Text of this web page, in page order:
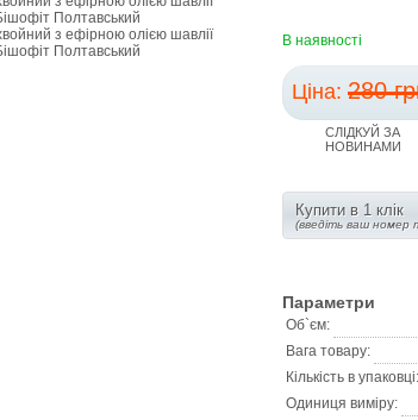
В наявності
Ціна: 280
СЛІДКУЙ ЗА
НОВИНАМИ
Купити в 1 клік
(введіть ваш номер
Параметри
Об`єм:
Вага товару:
Кількість в упаковці:
Одиниця виміру: